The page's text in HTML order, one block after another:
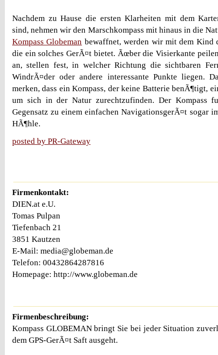
Nachdem zu Hause die ersten Klarheiten mit dem
sind, nehmen wir den Marschkompass mit hinaus in die
Kompass Globeman bewaffnet, werden wir mit dem Kind
die ein solches GerÃ¤t bietet. Ãœber die Visierkante
an, stellen fest, in welcher Richtung die sichtbaren
WindrÃ¤der oder andere interessante Punkte liegen.
merken, dass ein Kompass, der keine Batterie benÃ¶tigt,
um sich in der Natur zurechtzufinden. Der Kompass
Gegensatz zu einem einfachen NavigationsgerÃ¤t sogar
HÃ¶hle.
posted by PR-Gateway
Firmenkontakt:
DIEN.at e.U.
Tomas Pulpan
Tiefenbach 21
3851 Kautzen
E-Mail: media@globeman.de
Telefon: 00432864287816
Homepage: http://www.globeman.de
Firmenbeschreibung:
Kompass GLOBEMAN bringt Sie bei jeder Situation
dem GPS-GerÃ¤t Saft ausgeht.